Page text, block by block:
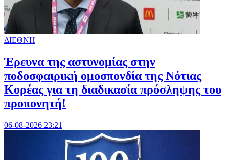
ΔΙΕΘΝΗ
Έρευνα της αστυνομίας στην
ποδοσφαιρική ομοσπονδία της Νότιας
Κορέας για τη διαδικασία πρόσληψης του
προπονητή!
06-08-2026 23:21